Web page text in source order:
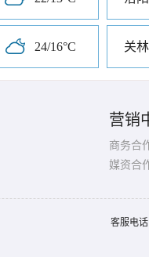
24/16°C 关
营销
商务合
媒资合
客服电